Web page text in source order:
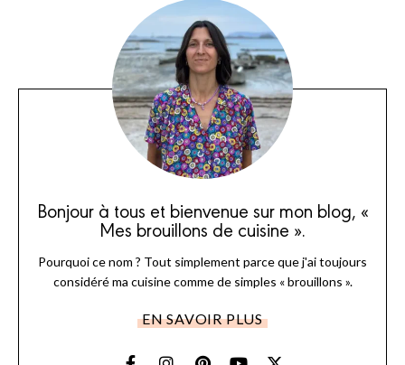
Bonjour à tous et bienvenue sur mon blog, «
Mes brouillons de cuisine ».
Pourquoi ce nom ? Tout simplement parce que j'ai toujours
considéré ma cuisine comme de simples « brouillons ».
EN SAVOIR PLUS